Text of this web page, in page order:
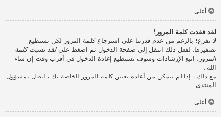
أعلى
لقد فقدت كلمة المرور!
لا تفزع! بالرغم من عدم قدرتنا على استرجاع كلمة المرور لكن نستطيع
تصفيرها. لفعل ذلك انتقل إلى صفحة الدخول ثم اضغط علىلقد نسيت كلمة
المرور ، اتبع الإرشادات وسوف تستطيع إعادة الدخول في أقرب وقت إن شاء
الله..
مع ذلك ، إذا لم تتمكن من أعاده تعيين كلمه المرور الخاصة بك ، اتصل بمسؤول
المنتدى.
أعلى